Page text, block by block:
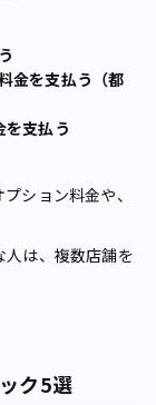
金を支払う（都
を支払う
ション料金や、
人は、複数店舗を
ク5選